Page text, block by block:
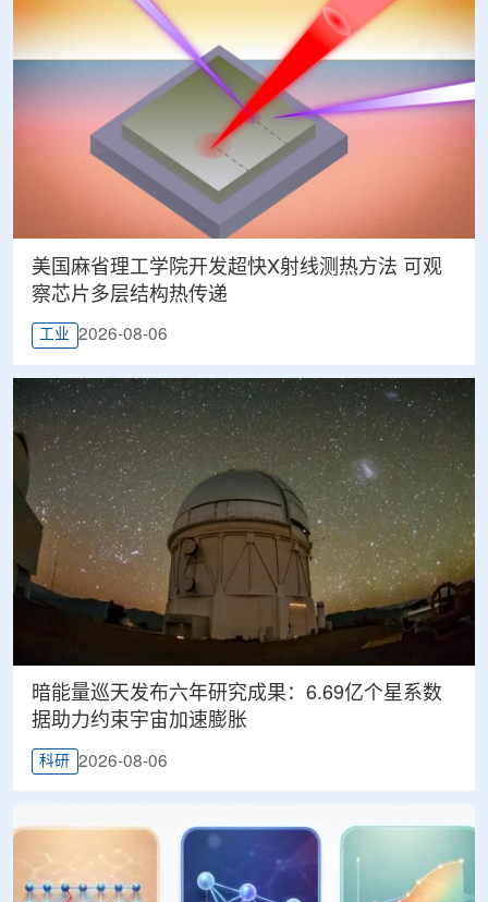
美国麻省理工学院开发超快X射线测热方法 可观
察芯片多层结构热传递
工业 2026-08-06
暗能量巡天发布六年研究成果：6.69亿个星系数
据助力约束宇宙加速膨胀
科研 2026-08-06